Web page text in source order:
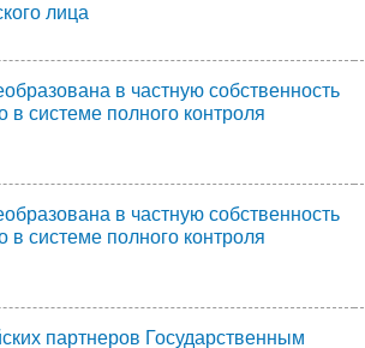
лица
в частную собственность
в системе полного контроля
в частную собственность
в системе полного контроля
партнеров Государственным